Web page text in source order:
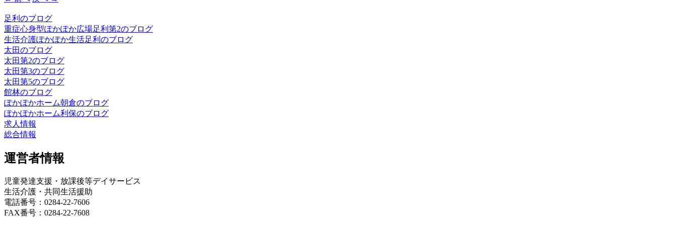
足利のブログ
重症心身型ぽかぽか広場足利第2のブログ
生活介護ぽかぽか生活足利のブログ
太田のブログ
太田第2のブログ
太田第3のブログ
太田第5のブログ
館林のブログ
ぽかぽかホーム朝倉のブログ
ぽかぽかホーム利保のブログ
求人情報
総合情報
運営者情報
児童発達支援・放課後等デイサービス
生活介護・共同生活援助
電話番号：0284-22-7606
FAX番号：0284-22-7608